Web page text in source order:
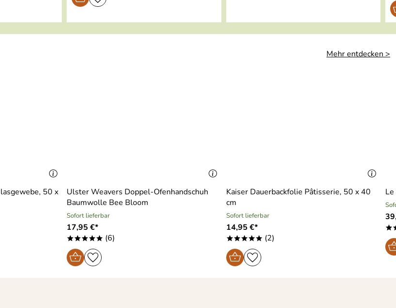
Mehr entdecken >
50 x
Ulster Weavers Doppel-Ofenhandschuh
Baumwolle Bee Bloom
Sofort lieferbar
17,95 €*
***** (6)
Kaiser Dauerbackfolie Pâtisserie, 50 x 40
cm
Sofort lieferbar
14,95 €*
***** (2)